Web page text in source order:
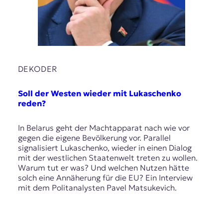
DEKODER
Soll der Westen wieder mit Lukaschenko
reden?
In Belarus geht der Machtapparat nach wie vor
gegen die eigene Bevölkerung vor. Parallel
signalisiert Lukaschenko, wieder in einen Dialog
mit der westlichen Staatenwelt treten zu wollen.
Warum tut er was? Und welchen Nutzen hätte
solch eine Annäherung für die EU? Ein Interview
mit dem Politanalysten Pavel Matsukevich.